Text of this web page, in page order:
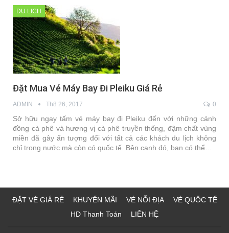
DU LỊCH
Đặt Mua Vé Máy Bay Đi Pleiku Giá Rẻ
ADMIN Th8 26, 2017 0
Sở hữu ngay tấm vé máy bay đi Pleiku đến với những cánh
đồng cà phê và hương vị cà phê truyền thống, đậm chất vùng
miền đã gây ấn tượng đối với tất cả các khách du lịch không
chỉ trong nước mà còn có quốc tế. Bên cạnh đó, bạn có thể…
ĐẶT VÉ GIÁ RẺ KHUYẾN MÃI VÉ NỖI ĐỊA
VÉ QUỐC TẾ
HD Thanh Toán
LIÊN HỆ